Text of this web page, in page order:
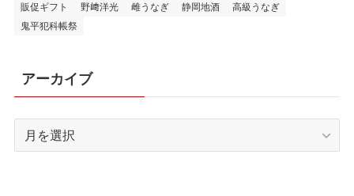
販促ギフト
野﨑洋光 雌うなぎ 静岡地酒
高級うなぎ
鬼平犯科帳祭
アーカイブ